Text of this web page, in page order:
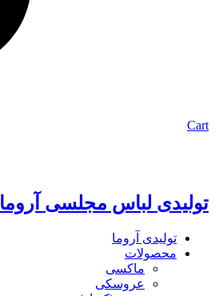
Cart
تولیدی لباس مجلسی آروما
تولیدی آروما
محصولات
ماکسی
عروسکی